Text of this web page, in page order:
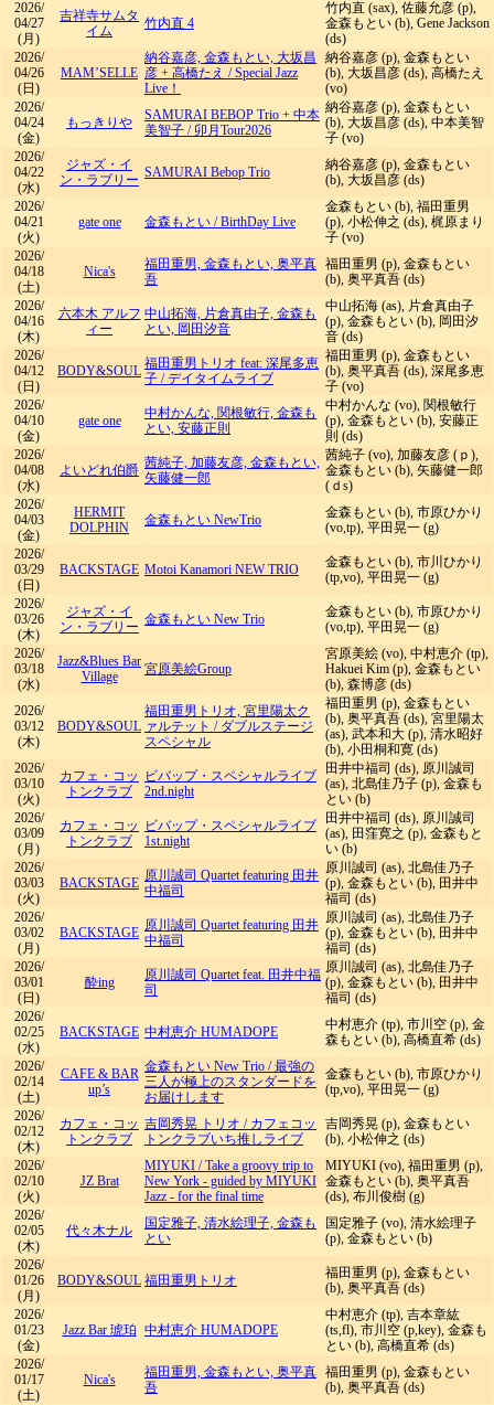
2026/
04/27
(月)
吉祥寺サムタ
イム
竹内直 4
竹内直 (sax), 佐藤允彦 (p),
金森もとい (b), Gene Jackson
(ds)
2026/
04/26
(日)
MAM’SELLE
納谷嘉彦, 金森もとい, 大坂昌
彦 + 高橋たえ /Special Jazz
Live！
納谷嘉彦 (p), 金森もとい
(b), 大坂昌彦 (ds), 高橋たえ
(vo)
2026/
04/24
(金)
もっきりや
SAMURAI BEBOP Trio + 中本
美智子 / 卯月Tour2026
納谷嘉彦 (p), 金森もとい
(b), 大坂昌彦 (ds), 中本美智
子 (vo)
2026/
04/22
(水)
ジャズ・イ
ン・ラブリー SAMURAI Bebop Trio
納谷嘉彦 (p), 金森もとい
(b), 大坂昌彦 (ds)
2026/
04/21
(火)
gate one 金森もとい /BirthDay Live
金森もとい (b), 福田重男
(p), 小松伸之 (ds), 梶原まり
子 (vo)
2026/
04/18
(土)
Nica's
福田重男, 金森もとい, 奥平真
吾
福田重男 (p), 金森もとい
(b), 奥平真吾 (ds)
2026/
04/16
(木)
六本木 アルフ
ィー
中山拓海, 片倉真由子, 金森も
とい, 岡田汐音
中山拓海 (as), 片倉真由子
(p), 金森もとい (b), 岡田汐
音 (ds)
2026/
04/12
(日)
BODY&SOUL 福田重男トリオ feat: 深尾多恵
子 /デイタイムライブ
福田重男 (p), 金森もとい
(b), 奥平真吾 (ds), 深尾多恵
子 (vo)
2026/
04/10
(金)
gate one
中村かんな, 関根敏行, 金森も
とい, 安藤正則
中村かんな (vo), 関根敏行
(p), 金森もとい (b), 安藤正
則 (ds)
2026/
04/08
(水)
よいどれ伯爵 茜純子, 加藤友彦, 金森もとい,
矢藤健一郎
茜純子 (vo), 加藤友彦 (ｐ),
金森もとい (b), 矢藤健一郎
(ｄs)
2026/
04/03
(金)
HERMIT
DOLPHIN
金森もとい NewTrio
金森もとい (b), 市原ひかり
(vo,tp), 平田晃一 (g)
2026/
03/29
(日)
BACKSTAGE Motoi Kanamori NEW TRIO
金森もとい (b), 市川ひかり
(tp,vo), 平田晃一 (g)
2026/
03/26
(木)
ジャズ・イ
ン・ラブリー 金森もとい New Trio
金森もとい (b), 市原ひかり
(vo,tp), 平田晃一 (g)
2026/
03/18
(水)
Jazz&Blues Bar
Village
宮原美絵Group
宮原美絵 (vo), 中村恵介 (tp),
Hakuei Kim (p), 金森もとい
(b), 森博彦 (ds)
2026/
03/12
(木)
BODY&SOUL
福田重男トリオ, 宮里陽太ク
ァルテット / ダブルステージ
スペシャル
福田重男 (p), 金森もとい
(b), 奥平真吾 (ds), 宮里陽太
(as), 武本和大 (p), 清水昭好
(b), 小田桐和寛 (ds)
2026/
03/10
(火)
カフェ・コッ
トンクラブ
ビバップ・スペシャルライブ
2nd.night
田井中福司 (ds), 原川誠司
(as), 北島佳乃子 (p), 金森も
とい (b)
2026/
03/09
(月)
カフェ・コッ
トンクラブ
ビバップ・スペシャルライブ
1st.night
田井中福司 (ds), 原川誠司
(as), 田窪寛之 (p), 金森もと
い (b)
2026/
03/03
(火)
BACKSTAGE 原川誠司 Quartet featuring 田井
中福司
原川誠司 (as), 北島佳乃子
(p), 金森もとい (b), 田井中
福司 (ds)
2026/
03/02
(月)
BACKSTAGE 原川誠司 Quartet featuring 田井
中福司
原川誠司 (as), 北島佳乃子
(p), 金森もとい (b), 田井中
福司 (ds)
2026/
03/01
(日)
酔ing
原川誠司 Quartet feat. 田井中福
司
原川誠司 (as), 北島佳乃子
(p), 金森もとい (b), 田井中
福司 (ds)
2026/
02/25
(水)
BACKSTAGE 中村恵介 HUMADOPE
中村恵介 (tp), 市川空 (p), 金
森もとい (b), 高橋直希 (ds)
2026/
02/14
(土)
CAFE & BAR
up’s
金森もとい New Trio /最強の
三人が極上のスタンダードを
お届けします
金森もとい (b), 市原ひかり
(tp,vo), 平田晃一 (g)
2026/
02/12
(木)
カフェ・コッ
トンクラブ
吉岡秀晃 トリオ / カフェコッ
トンクラブいち推しライブ
吉岡秀晃 (p), 金森もとい
(b), 小松伸之 (ds)
2026/
02/10
(火)
JZ Brat
MIYUKI /Take a groovy trip to
New York - guided by MIYUKI
Jazz - for the final time
MIYUKI (vo), 福田重男 (p),
金森もとい (b), 奥平真吾
(ds), 布川俊樹 (g)
2026/
02/05
(木)
代々木ナル
国定雅子, 清水絵理子, 金森も
とい
国定雅子 (vo), 清水絵理子
(p), 金森もとい (b)
2026/
01/26
(月)
BODY&SOUL 福田重男トリオ
福田重男 (p), 金森もとい
(b), 奥平真吾 (ds)
2026/
01/23
(金)
Jazz Bar 琥珀 中村恵介 HUMADOPE
中村恵介 (tp), 吉本章紘
(ts,fl), 市川空 (p,key), 金森も
とい (b), 高橋直希 (ds)
2026/
01/17
(土)
Nica's
福田重男, 金森もとい, 奥平真
吾
福田重男 (p), 金森もとい
(b), 奥平真吾 (ds)